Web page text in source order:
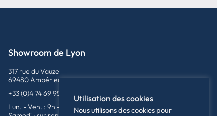
Showroom de Lyon
317 rue du Vauzel
69480 Ambérieux
+33 (0)4 74 69 95 79
Lun. - Ven. : 9h - 12h / 14h - 18h
Utilisation des cookies
Nous utilisons des cookies pour